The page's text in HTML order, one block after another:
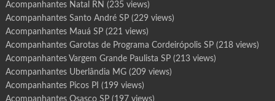
Acompanhantes Natal RN (235 views)
Acompanhantes Santo André SP(229 views)
Acompanhantes Mauá SP(221 views)
Acompanhantes Garotas de Programa Cordeirópolis SP(218 views)
Acompanhantes Vargem Grande Paulista SP(213 views)
Acompanhantes Uberlândia MG(209 views)
Acompanhantes Picos PI (199 views)